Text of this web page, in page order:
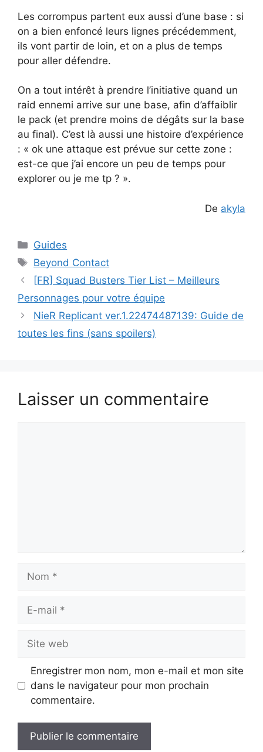
Les corrompus partent eux aussi d’une base : si
on a bien enfoncé leurs lignes précédemment,
ils vont partir de loin, et on a plus de temps
pour aller défendre.
On a tout intérêt à prendre l’initiative quand un
raid ennemi arrive sur une base, afin d’affaiblir
le pack (et prendre moins de dégâts sur la base
au final). C’est là aussi une histoire d’expérience
: « ok une attaque est prévue sur cette zone :
est-ce que j’ai encore un peu de temps pour
explorer ou je me tp ? ».
De akyla
Catégories
Guides
Étiquettes
Beyond Contact
[FR] Squad Busters Tier List – Meilleurs
Personnages pour votre équipe
NieR Replicant ver.1.22474487139: Guide de
toutes les fins (sans spoilers)
Laisser un commentaire
mail
web
Enregistrer mon nom, mon e-mail et mon site
dans le navigateur pour mon prochain
commentaire.